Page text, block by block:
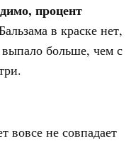
процент
в краске нет,
больше, чем с
вовсе не совпадает